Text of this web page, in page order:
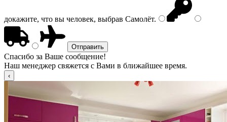
докажите, что вы человек, выбрав Самолёт.
Спасибо за Ваше сообщение!
Наш менеджер свяжется с Вами в ближайшее время.